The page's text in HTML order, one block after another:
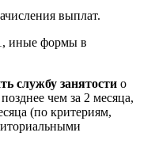
выплат.
иные формы в
службу занятости о
чем за 2 месяца,
(по критериям,